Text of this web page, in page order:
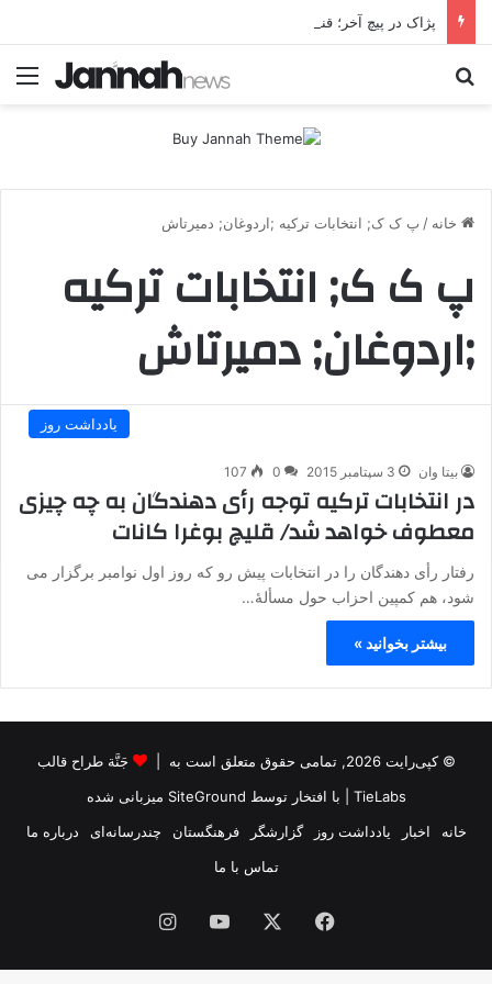
خانه / پ ک ک; انتخابات ترکیه ;اردوغان; دمیرتاش
پ ک ک; انتخابات ترکیه
;اردوغان; دمیرتاش
یادداشت روز
بیتا وان 3 سپتامبر 2015 0
107
در انتخابات ترکیه توجه رأی دهندگان به چه چیزی
معطوف خواهد شد/ قلیچ بوغرا کانات
رفتار رأی دهندگان را در انتخابات پیش رو که روز اول نوامبر برگزار می
شود، هم کمپین احزاب حول مسألۀ…
بیشتر بخوانید »
© کپی‌رایت 2026, تمامی حقوق متعلق است به |
جَنَّة طراح قالب
TieLabs | با افتخار توسط SiteGround میزبانی شده
خانه
اخبار یادداشت روز گزارشگر فرهنگستان چندرسانه‌ای
درباره ما
تماس با ما
فیس
بوک
یوتیوب